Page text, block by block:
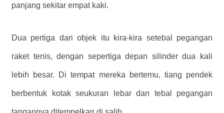
panjang sekitar empat kaki.
Dua pertiga dari objek itu kira-kira setebal pegangan
raket tenis, dengan sepertiga depan silinder dua kali
lebih besar. Di tempat mereka bertemu, tiang pendek
berbentuk kotak seukuran lebar dan tebal pegangan